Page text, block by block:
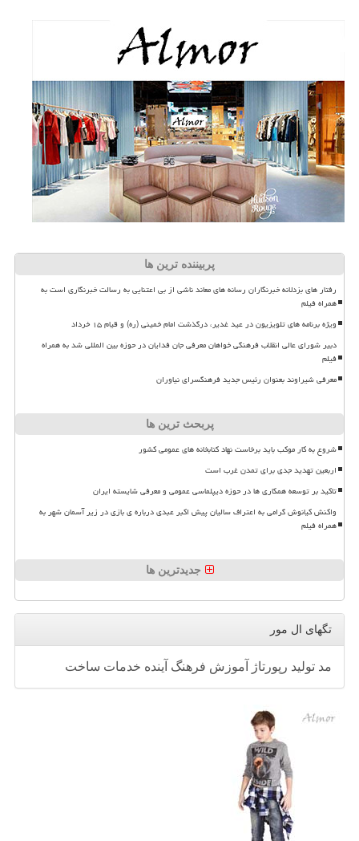
پربیننده ترین ها
رفتار های بزدلانه خبرنگاران رسانه های معاند ناشی از بی اعتنایی به رسالت خبرنگاری است به
همراه فیلم
ویژه برنامه های تلویزیون در عید غدیر، درگذشت امام خمینی (ره) و قیام ۱۵ خرداد
دبیر شورای عالی انقلاب فرهنگی خواهان معرفی جان فدایان در حوزه بین المللی شد به همراه
فیلم
معرفی شیراوند بعنوان رئیس جدید فرهنگسرای نیاوران
پربحث ترین ها
شروع به کار موکب باید برخاست نهاد کتابخانه های عمومی کشور
اربعین تهدید جدی برای تمدن غرب است
تاکید بر توسعه همکاری ها در حوزه دیپلماسی عمومی و معرفی شایسته ایران
واکنش کیانوش گرامی به اعتراف سالیان پیش اکبر عبدی درباره ی بازی در زیر آسمان شهر به
همراه فیلم
جدیدترین ها
تگهای ال مور
مد تولید رپورتاژ آموزش فرهنگ آینده خدمات ساخت